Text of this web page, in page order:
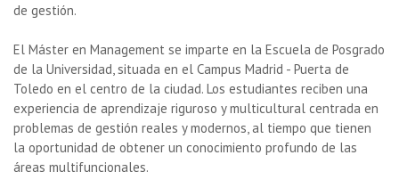
de gestión.
El Máster en Management se imparte en la Escuela de Posgrado
de la Universidad, situada en el Campus Madrid - Puerta de
Toledo en el centro de la ciudad. Los estudiantes reciben una
experiencia de aprendizaje riguroso y multicultural centrada en
problemas de gestión reales y modernos, al tiempo que tienen
la oportunidad de obtener un conocimiento profundo de las
áreas multifuncionales.